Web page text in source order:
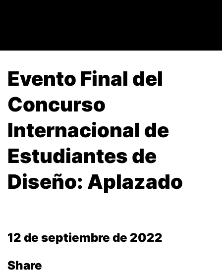
Evento Final del
Concurso
Internacional de
Estudiantes de
Diseño: Aplazado
12 de septiembre de 2022
Share